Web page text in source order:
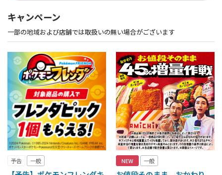
キャンペーン
一部の地域および店舗では取扱いの無い場合がございます
予告 一般 NEW 一般